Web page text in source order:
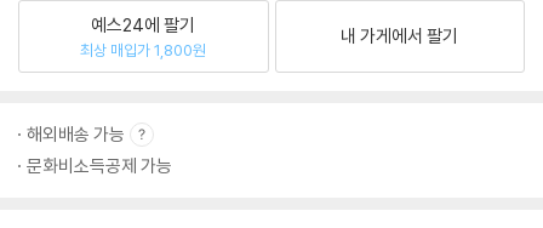
예스24에 팔기
최상 매입가 1,800원
내 가게에서 팔기
해외배송 가능
문화비소득공제 가능